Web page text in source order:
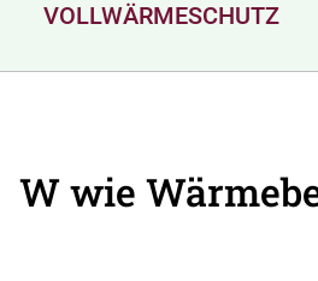
VOLLWÄRMESCHUTZ
W wie